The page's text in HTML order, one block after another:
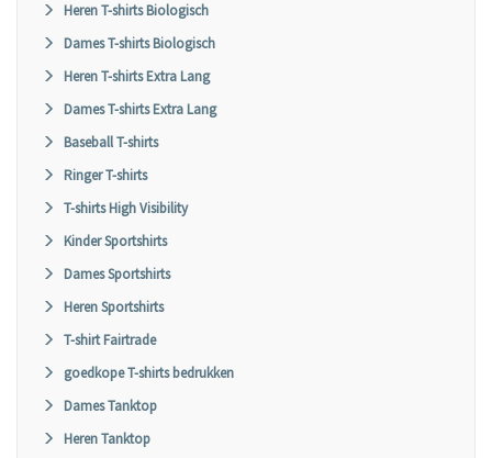
Heren T-shirts Biologisch
Dames T-shirts Biologisch
Heren T-shirts Extra Lang
Dames T-shirts Extra Lang
Baseball T-shirts
Ringer T-shirts
T-shirts High Visibility
Kinder Sportshirts
Dames Sportshirts
Heren Sportshirts
T-shirt Fairtrade
goedkope T-shirts bedrukken
Dames Tanktop
Heren Tanktop